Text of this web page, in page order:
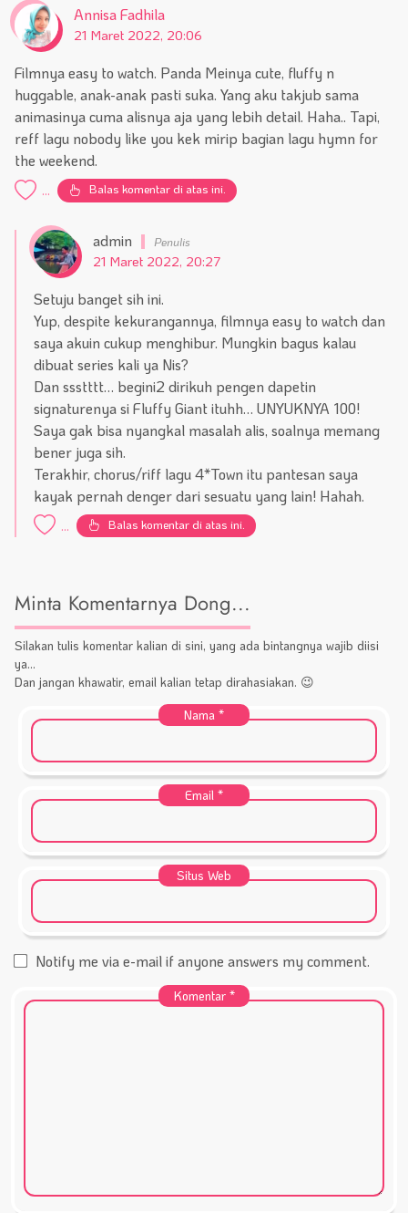
Annisa Fadhila
21 Maret 2022, 20:06
Filmnya easy to watch. Panda Meinya cute, fluffy n
huggable, anak-anak pasti suka. Yang aku takjub sama
animasinya cuma alisnya aja yang lebih detail. Haha.. Tapi,
reff lagu nobody like you kek mirip bagian lagu hymn for
the weekend.
... Balas komentar di atas ini.
admin
21 Maret 2022, 20:27
Setuju banget sih ini.
Yup, despite kekurangannya, filmnya easy to watch dan
saya akuin cukup menghibur. Mungkin bagus kalau
dibuat series kali ya Nis?
Dan ssstttt… begini2 dirikuh pengen dapetin
signaturenya si Fluffy Giant ituhh… UNYUKNYA 100!
Saya gak bisa nyangkal masalah alis, soalnya memang
bener juga sih.
Terakhir, chorus/riff lagu 4*Town itu pantesan saya
kayak pernah denger dari sesuatu yang lain! Hahah.
... Balas komentar di atas ini.
Minta Komentarnya Dong...
Silakan tulis komentar kalian di sini, yang ada bintangnya wajib diisi
ya...
Dan jangan khawatir, email kalian tetap dirahasiakan. 😉
Nama *
Email *
Situs Web
Notify me via e-mail if anyone answers my comment.
Komentar *